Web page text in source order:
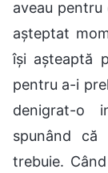
aveau pentru
așteptat
își așteaptă
pentru a-i
denigrat-o
spunând că
trebuie.